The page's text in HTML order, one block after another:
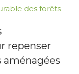
des forêts
repenser
aménagées